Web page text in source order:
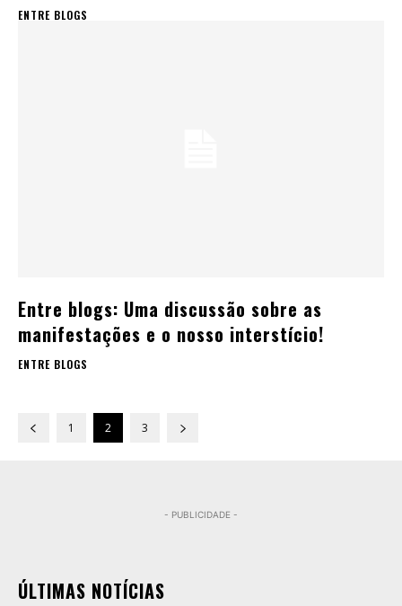
ENTRE BLOGS
Entre blogs: Uma discussão sobre as
manifestações e o nosso interstício!
ENTRE BLOGS
1 2 3
- PUBLICIDADE -
ÚLTIMAS NOTÍCIAS